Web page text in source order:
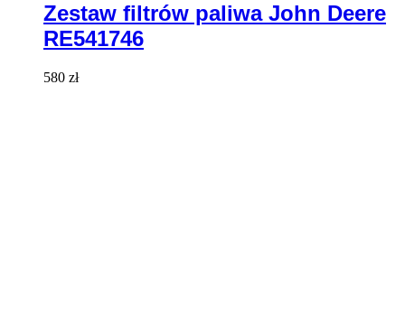
Zestaw filtrów paliwa John Deere
RE541746
580 zł